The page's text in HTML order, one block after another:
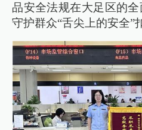
品安全法规在大足区的
守护群众“舌尖上的安全”